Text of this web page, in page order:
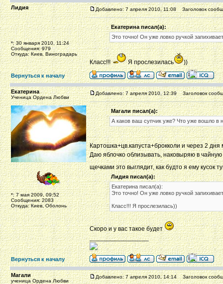
Лидия
*: 30 января 2010, 11:24
Сообщения: 979
Откуда: Киев, Виноградарь
Добавлено: 7 апреля 2010, 11:08 Заголовок
Екатерина писал(а):
Это точно! Он уже ловко ручкой
Класс!!! Я прослезилась ))
Вернуться к началу
Екатерина
Ученица Ордена Любви
*: 7 мая 2009, 09:52
Сообщения: 2083
Откуда: Киев, Оболонь
Добавлено: 7 апреля 2010, 12:39 Заголовок
Магали писал(а):
А каков ваш супчик уже? Что уже вошло в
Картошка+цв.капуста+брокколи и через 2 дня
Даю яблочко облизывать, наковыряю в
щечками это выглядит, как будто я ему кусок
Лидия писал(а):
Екатерина писал(а):
Это точно! Он уже ловко ручкой
Класс!!! Я прослезилась))
Скоро и у вас такое будет
_________________
Вернуться к началу
Магали
ученица Ордена Любви
Добавлено: 7 апреля 2010, 14:14 Заголовок